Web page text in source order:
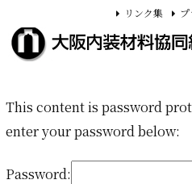
リンク集
This content is password
enter your password below:
Password: